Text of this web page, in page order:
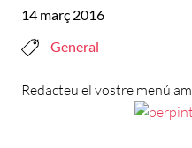
14 març 2016
General
Redacteu el vostre menú